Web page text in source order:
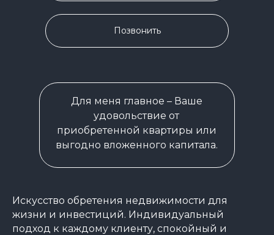
Позвонить
Для меня главное – Ваше
удовольствие от
приобретенной квартиры или
выгодно вложенного капитала.
Искусство обретения недвижимости для
жизни и инвестиций. Индивидуальный
подход к каждому клиенту, спокойный и